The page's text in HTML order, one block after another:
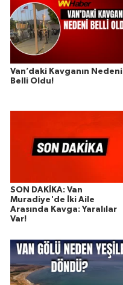
Van’daki Kavganın Nedeni
Belli Oldu!
SON DAKİKA: Van
Muradiye'de İki Aile
Arasında Kavga: Yaralılar
Var!